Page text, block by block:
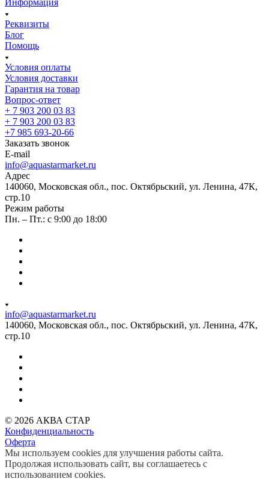
Реквизиты
Блог
Помощь
Условия оплаты
Условия доставки
Гарантия на товар
Вопрос-ответ
+ 7 903 200 03 83
+ 7 903 200 03 83
+7 985 693-20-66
Заказать звонок
E-mail
info@aquastarmarket.ru
Адрес
140060, Московская обл., пос. Октябрьский, ул. Ленина, 47К,
стр.10
Режим работы
Пн. – Пт.: с 9:00 до 18:00
info@aquastarmarket.ru
140060, Московская обл., пос. Октябрьский, ул. Ленина, 47К,
стр.10
© 2026 АКВА СТАР
Конфиденциальность
Оферта
Мы используем cookies для улучшения работы сайта.
Продолжая использовать сайт, вы соглашаетесь с
использованием cookies.